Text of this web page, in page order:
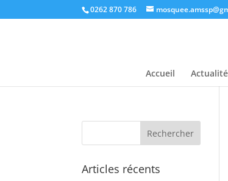
0262 870 786
Accueil
Articles récents